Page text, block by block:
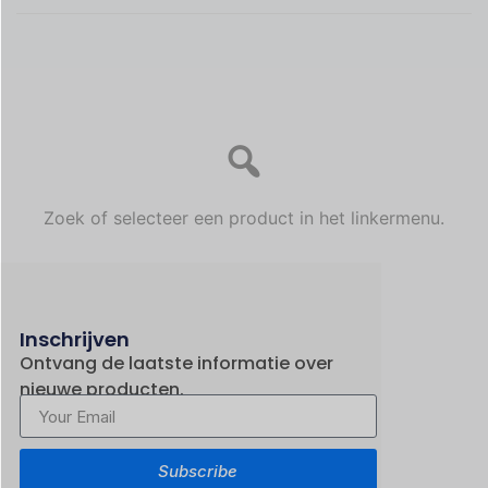
Zoek of selecteer een product in het linkermenu.
Inschrijven
Ontvang de laatste informatie over
nieuwe producten.
Subscribe